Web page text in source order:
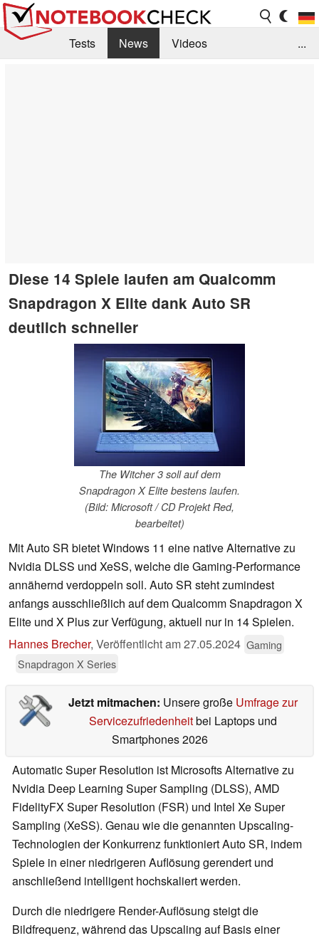
Tests News
Videos
...
Diese 14 Spiele laufen am Qualcomm
Snapdragon X Elite dank Auto SR
deutlich schneller
The Witcher 3 soll auf dem
Snapdragon X Elite bestens laufen.
(Bild: Microsoft / CD Projekt Red,
bearbeitet)
Mit Auto SR bietet Windows 11 eine native Alternative zu
Nvidia DLSS und XeSS, welche die Gaming-Performance
annähernd verdoppeln soll. Auto SR steht zumindest
anfangs ausschließlich auf dem Qualcomm Snapdragon X
Elite und X Plus zur Verfügung, aktuell nur in 14 Spielen.
Hannes Brecher, Veröffentlicht am27.05.2024 Gaming
Snapdragon X Series
Jetzt mitmachen: Unsere große Umfrage zur
Servicezufriedenheitbei Laptops und
Smartphones 2026
Automatic Super Resolution ist Microsofts Alternative zu
Nvidia Deep Learning Super Sampling (DLSS), AMD
FidelityFX Super Resolution (FSR) und Intel Xe Super
Sampling (XeSS). Genau wie die genannten Upscaling-
Technologien der Konkurrenz funktioniert Auto SR, indem
Spiele in einer niedrigeren Auflösung gerendert und
anschließend intelligent hochskaliert werden.
Durch die niedrigere Render-Auflösung steigt die
Bildfrequenz, während das Upscaling auf Basis einer